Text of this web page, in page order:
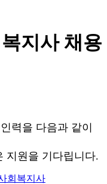
지사 채용
력을 다음과 같이
지원을 기다립니다.
회복지사